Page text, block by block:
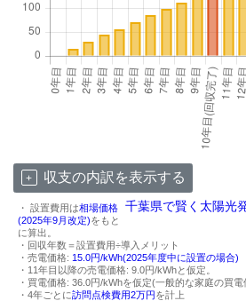
収支の内訳を表示する
千葉県で賢く太陽光
・ 設置費用は相場価格
(2025年9月改定)をもと
に算出。
・回収年数＝設置費用÷導入メリット
・売電価格: 15.0円/kWh(2025年度中に設置の場合)
・11年目以降の売電価格: 9.0円/kWhと仮定。
・買電価格: 36.0円/kWhを仮定(一般的な家庭の買電
・4年ごとに訪問点検費用2万円を計上